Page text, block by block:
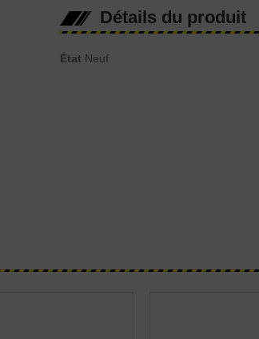
Détails du produit
État Neuf